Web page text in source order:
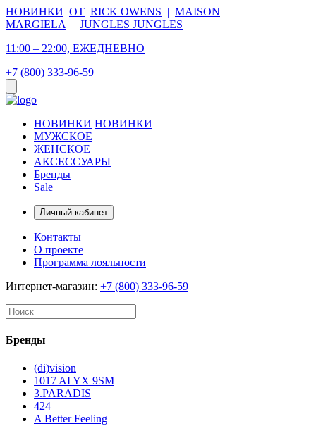
НОВИНКИ ОТ RICK OWENS | MAISON
MARGIELA
| JUNGLES JUNGLES
11:00 – 22:00, ЕЖЕДНЕВНО
+7 (800) 333-96-59
НОВИНКИ НОВИНКИ
МУЖСКОЕ
ЖЕНСКОЕ
АКСЕССУАРЫ
Бренды
Sale
Личный кабинет
Контакты
О проекте
Программа лояльности
Интернет-магазин: +7 (800) 333-96-59
Бренды
(di)vision
1017 ALYX 9SM
3.PARADIS
424
A Better Feeling